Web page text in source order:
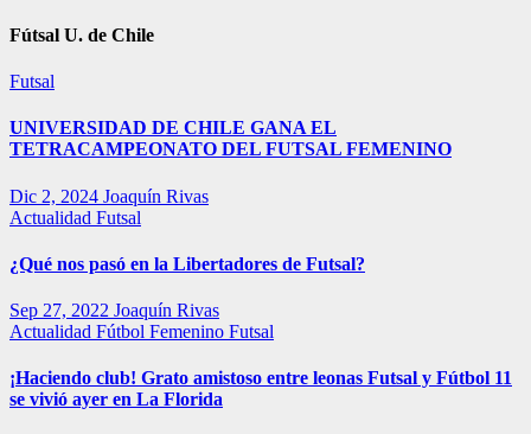
Fútsal U. de Chile
Futsal
UNIVERSIDAD DE CHILE GANA EL
TETRACAMPEONATO DEL FUTSAL FEMENINO
Dic 2, 2024 Joaquín Rivas
Actualidad Futsal
¿Qué nos pasó en la Libertadores de Futsal?
Sep 27, 2022 Joaquín Rivas
Actualidad Fútbol Femenino Futsal
¡Haciendo club! Grato amistoso entre leonas Futsal y Fútbol 11
se vivió ayer en La Florida